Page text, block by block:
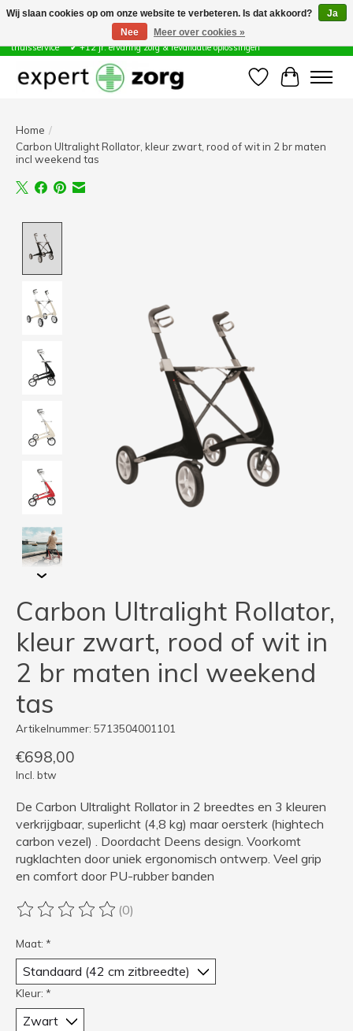
Zorg & Revalidatie Hulpmiddelen ✔ Eigen technische dienst &
thuisservice* ✔ +12 jr. ervaring zorg & revalidatie oplossingen
Verlanglijst
Home /
Carbon Ultralight Rollator, kleur zwart, rood of wit in 2 br maten
incl weekend tas
Carbon Ultralight Rollator,
kleur zwart, rood of wit in
2 br maten incl weekend
tas
Artikelnummer: 5713504001101
€698,00
Incl. btw
De Carbon Ultralight Rollator in 2 breedtes en 3 kleuren
verkrijgbaar, superlicht (4,8 kg) maar oersterk (hightech
carbon vezel) . Doordacht Deens design. Voorkomt
rugklachten door uniek ergonomisch ontwerp. Veel grip
en comfort door PU-rubber banden
De beoordeling van dit product is
(0)
Maat: *
Kleur: *
Wij slaan cookies op om onze website te verbeteren. Is dat akkoord?
Ja
Nee
Meer over cookies »